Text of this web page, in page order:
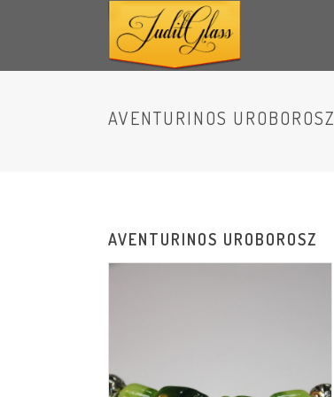
AVENTURINOS UROBOROSZ
AVENTURINOS UROBOROSZ